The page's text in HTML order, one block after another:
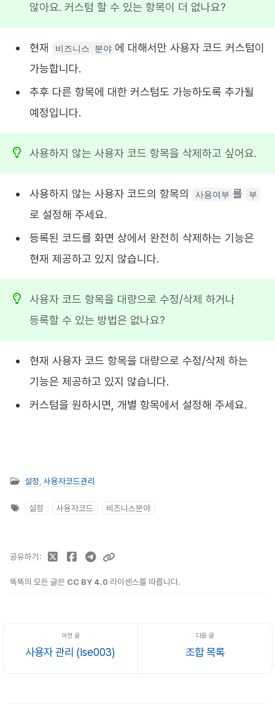
않아요. 커스텀 할 수 있는 항목이 더 없나요?
현재 비즈니스 분야 에 대해서만 사용자 코드 커스텀이
가능합니다.
추후 다른 항목에 대한 커스텀도 가능하도록 추가될
예정입니다.
사용하지 않는 사용자 코드 항목을 삭제하고 싶어요.
사용하지 않는 사용자 코드의 항목의 사용여부 를 부
로 설정해 주세요.
등록된 코드를 화면 상에서 완전히 삭제하는 기능은
현재 제공하고 있지 않습니다.
사용자 코드 항목을 대량으로 수정/삭제 하거나
등록할 수 있는 방법은 없나요?
현재 사용자 코드 항목을 대량으로 수정/삭제 하는
기능은 제공하고 있지 않습니다.
커스텀을 원하시면, 개별 항목에서 설정해 주세요.
설정 사용자코드관리
설정 사용자코드 비즈니스분야
똑똑의 모든 글은 CC BY 4.0 라이센스를 따릅니다.
공유하기
사용자 관리 (lse003) 조합 목록